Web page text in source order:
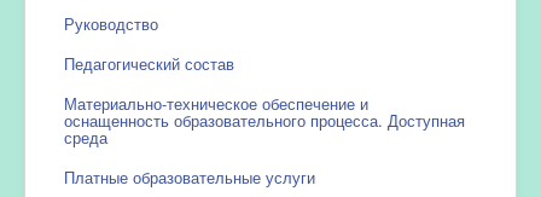
Руководство
Педагогический состав
Материально-техническое обеспечение и
оснащенность образовательного процесса. Доступная
среда
Платные образовательные услуги